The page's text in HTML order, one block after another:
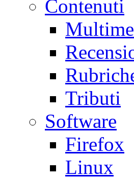
Contenuti
Tributi
Software
Firefox
Linux